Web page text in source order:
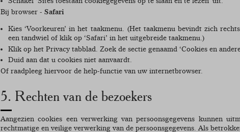
Bij browser - Safari
Kies ‘Voorkeuren’ in het taakmenu. (Het taakmenu bevindt zich
een tandwiel of klik op ‘Safari’ in het uitgebreide taakmenu.)
Klik op het Privacy tabblad. Zoek de sectie genaamd ‘Cookies en
Duid aan dat u cookies niet aanvaardt.
Of raadpleeg hiervoor de help-functie van uw internetbrowser.
5. Rechten van de bezoekers
Aangezien cookies een verwerking van persoonsgegevens kunnen
rechtmatige en veilige verwerking van de persoonsgegevens. Als